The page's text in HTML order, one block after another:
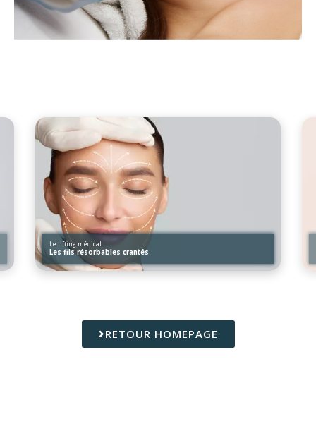
Le lifting médical
Les fils résorbables crantés
RETOUR HOMEPAGE